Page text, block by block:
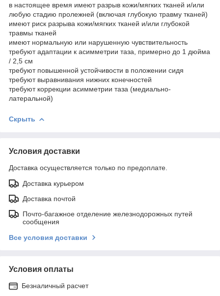
в настоящее время имеют разрыв кожи/мягких тканей и/или
любую стадию пролежней (включая глубокую травму тканей)
имеют риск разрыва кожи/мягких тканей и/или глубокой
травмы тканей
имеют нормальную или нарушенную чувствительность
требуют адаптации к асимметрии таза, примерно до 1 дюйма
/ 2,5 см
требуют повышенной устойчивости в положении сидя
требуют выравнивания нижних конечностей
требуют коррекции асимметрии таза (медиально-
латеральной)
Скрыть
Условия доставки
Доставка осуществляется только по предоплате.
Доставка курьером
Доставка почтой
Почто-багажное отделение железнодорожных путей
сообщения
Все условия доставки
Условия оплаты
Безналичный расчет